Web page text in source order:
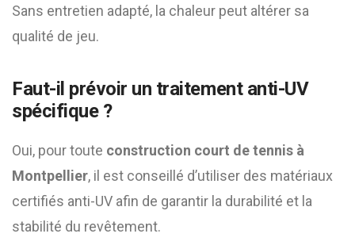
Sans entretien adapté, la chaleur peut altérer sa
qualité de jeu.
Faut-il prévoir un traitement anti-UV
spécifique ?
Oui, pour toute construction court de tennis à
Montpellier, il est conseillé d’utiliser des matériaux
certifiés anti-UV afin de garantir la durabilité et la
stabilité du revêtement.